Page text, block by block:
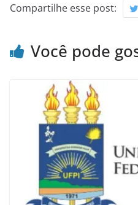
Compartilhe esse post:
Você pode